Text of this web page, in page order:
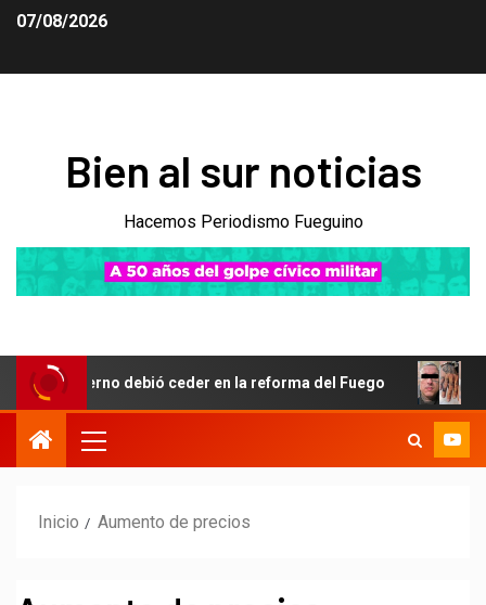
07/08/2026
Bien al sur noticias
Hacemos Periodismo Fueguino
debió ceder en la reforma del Fuego Obsesión
Inicio Aumento de precios